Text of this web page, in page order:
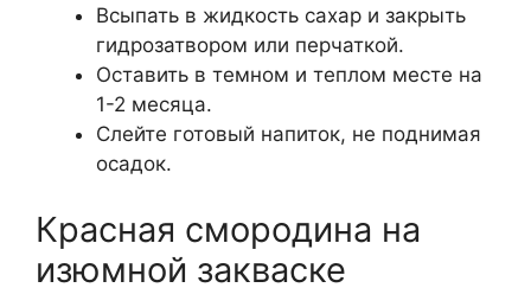
Всыпать в жидкость сахар и закрыть
гидрозатвором или перчаткой.
Оставить в темном и теплом месте на
1-2 месяца.
Слейте готовый напиток, не поднимая
осадок.
Красная смородина на
изюмной закваске